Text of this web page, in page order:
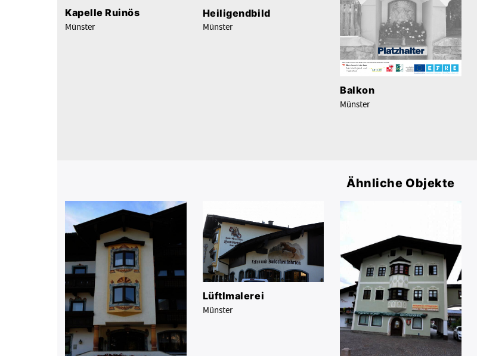
Kapelle Ruinös
Münster
Heiligendbild
Münster
Balkon
Münster
Ähnliche Objekte
Lüftlmalerei
Münster